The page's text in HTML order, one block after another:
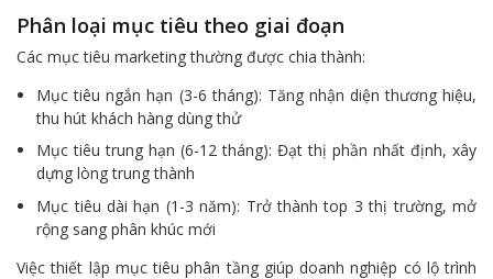
Phân loại mục tiêu theo giai đoạn
Các mục tiêu marketing thường được chia thành:
Mục tiêu ngắn hạn (3-6 tháng): Tăng nhận diện thương hiệu,
thu hút khách hàng dùng thử
Mục tiêu trung hạn (6-12 tháng): Đạt thị phần nhất định, xây
dựng lòng trung thành
Mục tiêu dài hạn (1-3 năm): Trở thành top 3 thị trường, mở
rộng sang phân khúc mới
Việc thiết lập mục tiêu phân tầng giúp doanh nghiệp có lộ trình